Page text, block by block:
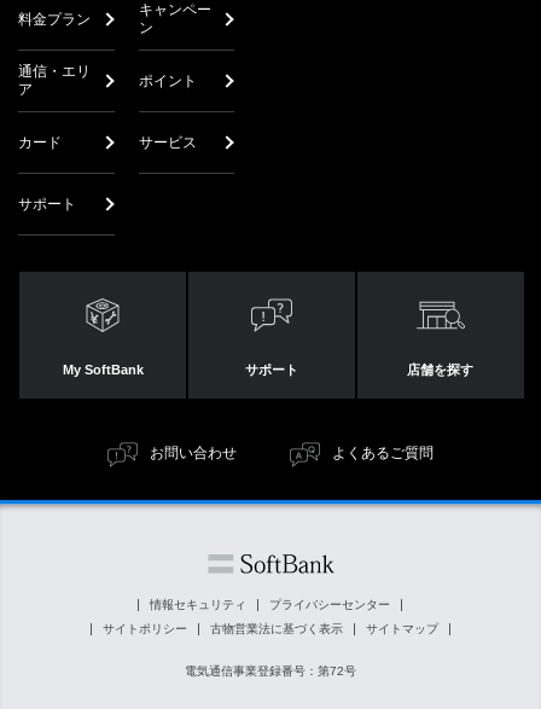
料金プラン
キャンペー
ン
通信・エリ
ア
ポイント
カード サービス
サポート
My SoftBank サポート 店舗を探す
お問い合わせ よくあるご質問
情報セキュリティ
プライバシーセンター
サイトポリシー
古物営業法に基づく表示 サイトマップ
電気通信事業登録番号：第72号